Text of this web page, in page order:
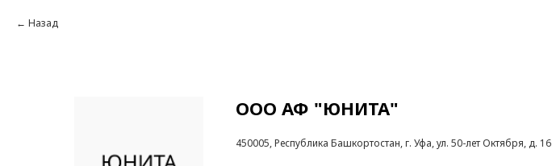
Назад
ООО АФ "ЮНИТА"
450005, Республика Башкортостан, г. Уфа, ул. 50-лет Октября, д. 16